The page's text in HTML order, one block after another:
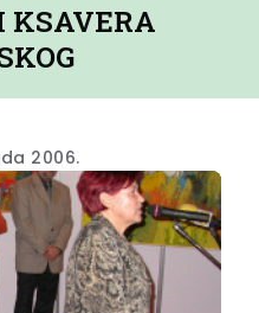
KSAVERA
2006.